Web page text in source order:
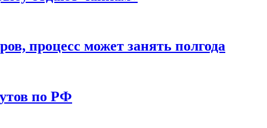
процесс может занять полгода
по РФ